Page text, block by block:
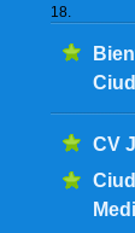
18.
CV